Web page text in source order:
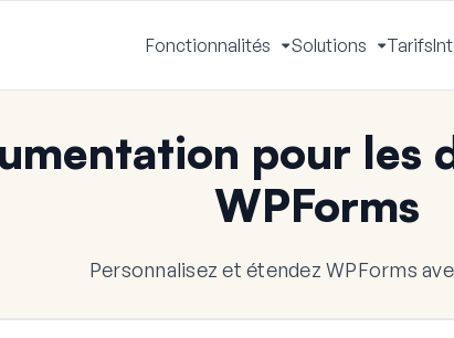
Fonctionnalités
Activer
le
Solutions
Activer
le
Tarifs
pour les
WPForms
Personnalisez et étendez WPForms